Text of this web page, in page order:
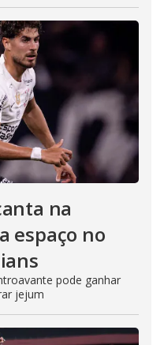
na
espaço no
pode ganhar
jejum